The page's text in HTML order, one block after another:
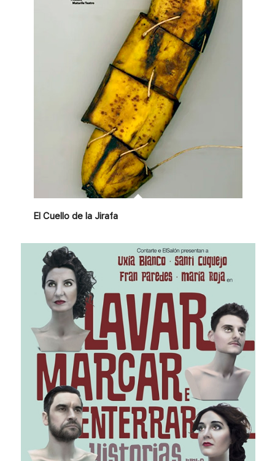
El Cuello de la Jirafa